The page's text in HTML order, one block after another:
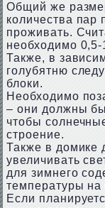
Общий же
количества пар
проживать.
необходимо 0,5-
Также, в
голубятню
блоки.
Необходимо
– они должны
чтобы
строение.
Также в домике
увеличивать
для зимнего
температуры
Если